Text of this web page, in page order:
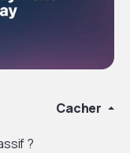
Cacher
?